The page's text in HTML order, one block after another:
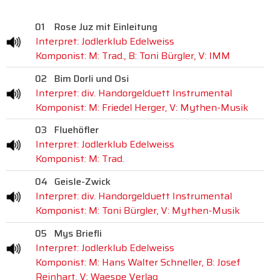
01
Rose Juz mit Einleitung
Interpret: Jodlerklub Edelweiss
Komponist: M: Trad., B: Toni Bürgler, V: IMM
02 Bim Dorli und Osi
Interpret: div. Handorgelduett Instrumental
Komponist: M: Friedel Herger, V: Mythen-Musik
03 Fluehöfler
Interpret: Jodlerklub Edelweiss
Komponist: M: Trad.
04 Geisle-Zwick
Interpret: div. Handorgelduett Instrumental
Komponist: M: Toni Bürgler, V: Mythen-Musik
05 Mys Briefli
Interpret: Jodlerklub Edelweiss
Komponist: M: Hans Walter Schneller, B: Josef
Reinhart, V: Waespe Verlag